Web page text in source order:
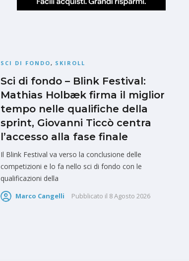
SCI DI FONDO, SKIROLL
Sci di fondo – Blink Festival:
Mathias Holbæk firma il miglior
tempo nelle qualifiche della
sprint, Giovanni Ticcò centra
l’accesso alla fase finale
Il Blink Festival va verso la conclusione delle
competizioni e lo fa nello sci di fondo con le
qualificazioni della
Marco Cangelli Pubblicato il 8 Agosto 2026